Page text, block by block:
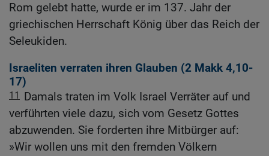
Rom gelebt hatte, wurde er im 137. Jahr der
griechischen Herrschaft König über das Reich der
Seleukiden.
Israeliten verraten ihren Glauben (2 Makk 4,10-
17)
11
Damals traten im Volk Israel Verräter auf und
verführten viele dazu, sich vom Gesetz Gottes
abzuwenden. Sie forderten ihre Mitbürger auf:
»Wir wollen uns mit den fremden Völkern